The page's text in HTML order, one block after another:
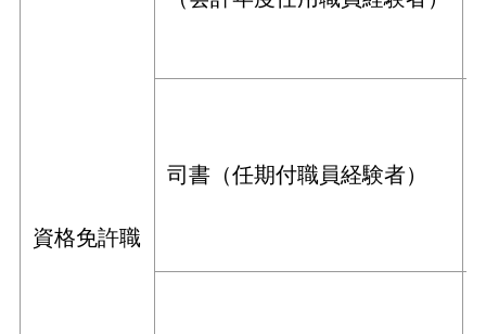
資格免許職
司書（任期付職員経験者）